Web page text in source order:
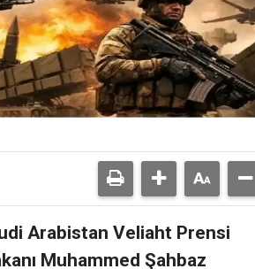
Arabistan Veliaht Prensi
Muhammed Şahbaz